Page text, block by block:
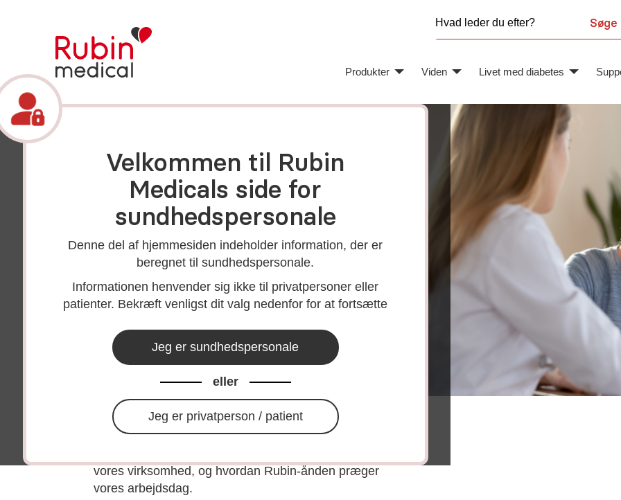
Søge
Produkter Viden Livet med diabetes
Velkommen til Rubin
Medicals side for
sundhedspersonale
Denne del af hjemmesiden indeholder information, der er
beregnet til sundhedspersonale.
Informationen henvender sig ikke til privatpersoner eller
patienter. Bekræft venligst dit valg nedenfor for at fortsætte
Jeg er sundhedspersonale
eller
Jeg er privatperson / patient
arbejder inden for
sundheds­
systemet
dig mere dybdegående kendskab til vore produkter,
og som du kan bruge i mødet med dine patienter.
Vi har opdelt materialet i:
1. Inden pumpestart
3. Tips til opfølgning
Hvis du har spørgsmål, er du altid velkommen til
kontakte en af vores produktspecialister.
vores virksomhed, og hvordan Rubin-ånden præger
vores arbejdsdag.